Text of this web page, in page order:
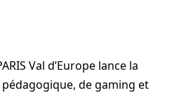
Val d’Europe lance la
de gaming et